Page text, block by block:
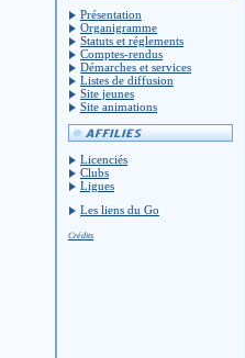
Présentation
Organigramme
Statuts et réglements
Comptes-rendus
Démarches et services
Listes de diffusion
Site jeunes
Site animations
Licenciés
Clubs
Ligues
Les liens du Go
Crédits